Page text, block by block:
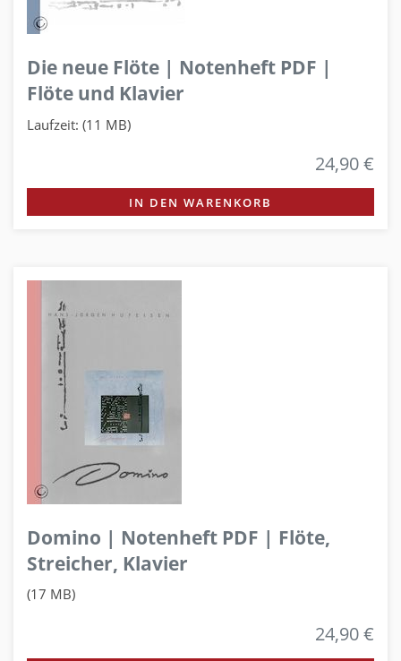
Die neue Flöte | Notenheft PDF |
Flöte und Klavier
Laufzeit: (11 MB)
24,90 €
IN DEN WARENKORB
Domino | Notenheft PDF | Flöte,
Streicher, Klavier
(17 MB)
24,90 €